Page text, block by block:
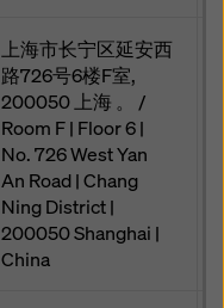
上海市长宁区延安西
路726号6楼F室,
200050 上海 。 /
Room F | Floor 6 |
No. 726 West Yan
An Road | Chang
Ning District |
200050 Shanghai |
China